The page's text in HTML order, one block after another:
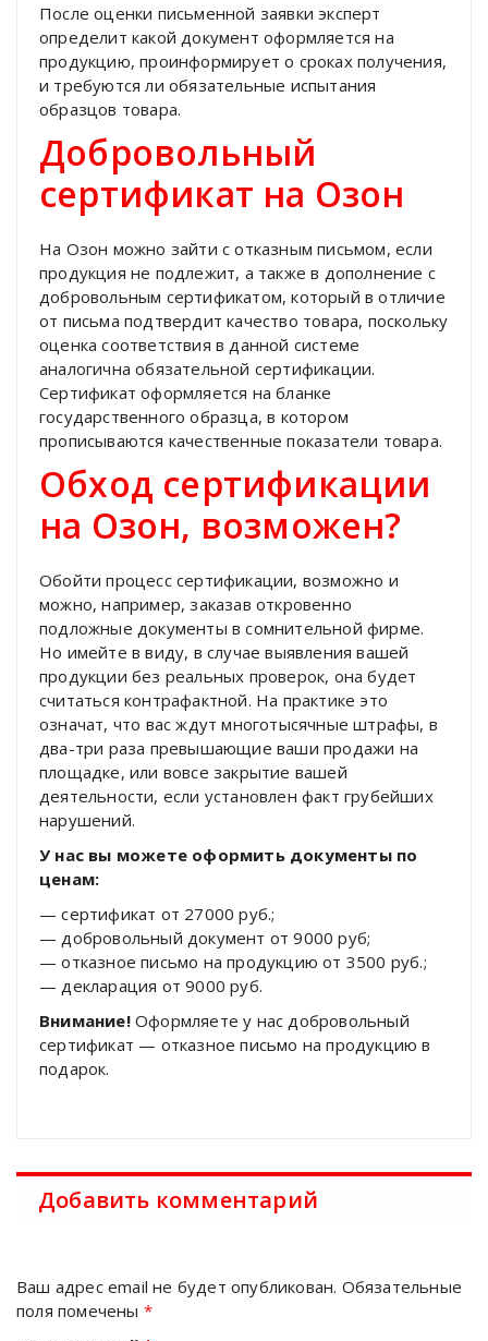
После оценки письменной заявки эксперт
определит какой документ оформляется на
продукцию, проинформирует о сроках получения,
и требуются ли обязательные испытания
образцов товара.
Добровольный
сертификат на Озон
На Озон можно зайти с отказным письмом, если
продукция не подлежит, а также в дополнение с
добровольным сертификатом, который в отличие
от письма подтвердит качество товара, поскольку
оценка соответствия в данной системе
аналогична обязательной сертификации.
Сертификат оформляется на бланке
государственного образца, в котором
прописываются качественные показатели товара.
Обход сертификации
на Озон, возможен?
Обойти процесс сертификации, возможно и
можно, например, заказав откровенно
подложные документы в сомнительной фирме.
Но имейте в виду, в случае выявления вашей
продукции без реальных проверок, она будет
считаться контрафактной. На практике это
означат, что вас ждут многотысячные штрафы, в
два-три раза превышающие ваши продажи на
площадке, или вовсе закрытие вашей
деятельности, если установлен факт грубейших
нарушений.
У нас вы можете оформить документы по
ценам:
— сертификат от 27000 руб.;
— добровольный документ от 9000 руб;
— отказное письмо на продукцию от 3500 руб.;
— декларация от 9000 руб.
Внимание!Оформляете у нас добровольный
сертификат — отказное письмо на продукцию в
подарок.
Добавить комментарий
Ваш адрес email не будет опубликован. Обязательные
поля помечены *